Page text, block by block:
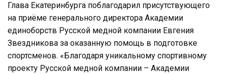
Глава Екатеринбурга поблагодарил присутствующего
на приёме генерального директора Академии
единоборств Русской медной компании Евгения
Звездникова за оказанную помощь в подготовке
спортсменов. «Благодаря уникальному спортивному
проекту Русской медной компании – Академии